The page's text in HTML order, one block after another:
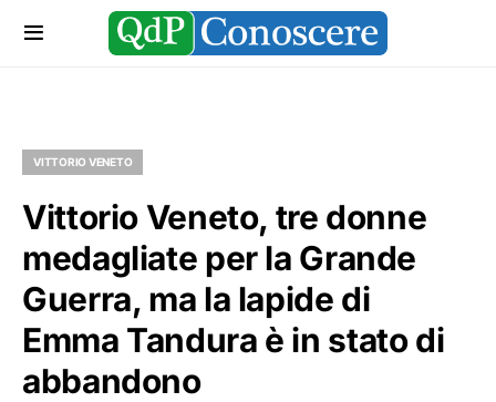
VITTORIO VENETO
Vittorio Veneto, tre donne
medagliate per la Grande
Guerra, ma la lapide di
Emma Tandura è in stato di
abbandono